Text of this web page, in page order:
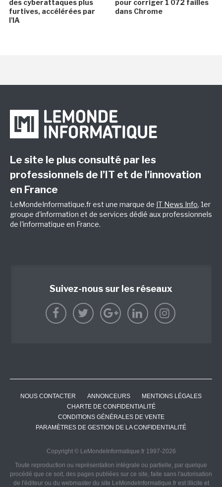
des cyberattaques plus
furtives, accélérées par
l'IA
pour corriger 1 072 failles
dans Chrome
Le site le plus consulté par les
professionnels de l’IT et de l’innovation
en France
LeMondeInformatique.fr est une marque de IT News Info, 1er
groupe d'information et de services dédié aux professionnels
de l'informatique en France.
Suivez-nous sur les réseaux
NOUS CONTACTER ANNONCEURS
MENTIONS LÉGALES
CHARTE DE CONFIDENTIALITÉ
CONDITIONS GÉNÉRALES DE VENTE
PARAMÈTRES DE GESTION DE LA CONFIDENTIALITÉ
Copyright © LeMondeInformatique.fr 1997-2026
Toute reproduction ou représentation intégrale ou partielle, par quelque
procédé que ce soit, des pages publiées sur ce site, faite sans l'autorisation
de l'éditeur ou du webmaster du site LeMondeInformatique.fr est illicite et